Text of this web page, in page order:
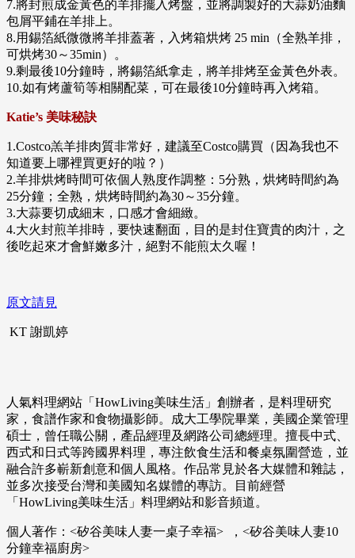
7.將封煎成金黃色的羊排擺入烤盤，並將調製好的大蒜奶油麵
包屑平鋪在羊排上。
8.用錫箔紙微微將羊排蓋著，入烤箱烘烤 25 min（全熟羊排，
可烘烤30～35min）。
9.剩最後10分鐘時，將錫箔紙拿走，將羊排烤至金黃色外表。
10.如有烤蘆筍等相關配菜，可在最後10分鐘時再入烤箱。
Katie’s 美味秘訣
1.Costco羔羊排肉質非常好，建議至Costco購買（因為我也不
知道要上哪裡買更好的啦？）
2.羊排烘烤時間可依個人熟度作調整：5分熟，烘烤時間約為
25分鐘；全熟，烘烤時間約為30～35分鐘。
3.大蒜要切成細末，口感才會細緻。
4.大火封煎羊排時，要快速翻面，目的是封住寶貴的肉汁，之
後吃起來才會鮮嫩多汁，絕對不能煎太久喔！
原文請見
KT 謝凱婷
人氣料理網站「HowLiving美味生活」創辦者，是料理研究
家，食譜作家和食物攝影師。成大工學院畢業，美國企業管理
碩士，曾任職公關，產品經理及網路公司總經理。擅長中式、
西式和日式等跨國界料理，專注飲食生活和餐桌氛圍營造，並
融合許多嶄新創意和個人風格。作品常見於各大媒體和雜誌，
並多次接受台灣和美國知名媒體的專訪。目前經營
「HowLiving美味生活」料理網站和影音頻道。
個人著作：<矽谷美味人妻一桌子幸福> ，<矽谷美味人妻10
分鐘幸福廚房>